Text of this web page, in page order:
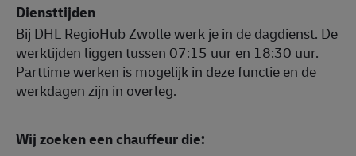
Diensttijden
Bij DHL RegioHub Zwolle werk je in de dagdienst. De
werktijden liggen tussen 07:15 uur en 18:30 uur.
Parttime werken is mogelijk in deze functie en de
werkdagen zijn in overleg.
Wij zoeken een chauffeur die: